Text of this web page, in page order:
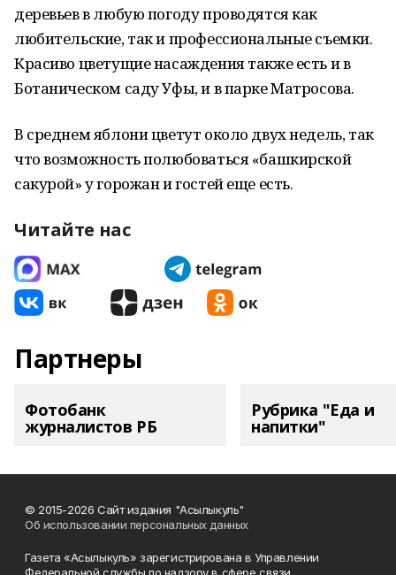
деревьев в любую погоду проводятся как
любительские, так и профессиональные съемки.
Красиво цветущие насаждения также есть и в
Ботаническом саду Уфы, и в парке Матросова.
В среднем яблони цветут около двух недель, так
что возможность полюбоваться «башкирской
сакурой» у горожан и гостей еще есть.
Читайте нас
Партнеры
Фотобанк
журналистов РБ
Рубрика "Еда и
напитки"
© 2015-2026 Сайт издания "Асылыкуль"
Об использовании персональных данных
Газета «Асылыкуль» зарегистрирована в Управлении